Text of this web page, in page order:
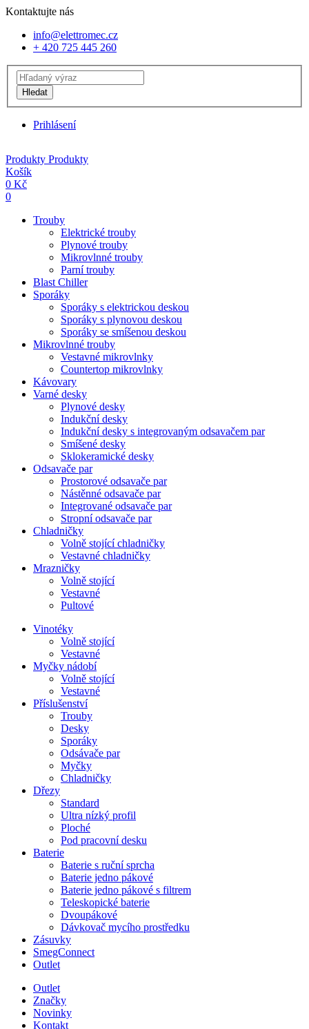
Kontaktujte nás
info@elettromec.cz
+ 420 725 445 260
Hledat
Prihlásení
Produkty Produkty
Košík
0 Kč
0
Trouby
Elektrické trouby
Plynové trouby
Mikrovlnné trouby
Parní trouby
Blast Chiller
Sporáky
Sporáky s elektrickou deskou
Sporáky s plynovou deskou
Sporáky se smíšenou deskou
Mikrovlnné trouby
Vestavné mikrovlnky
Countertop mikrovlnky
Kávovary
Varné desky
Plynové desky
Indukční desky
Indukční desky s integrovaným odsavačem par
Smíšené desky
Sklokeramické desky
Odsavače par
Prostorové odsavače par
Nástěnné odsavače par
Integrované odsavače par
Stropní odsavače par
Chladničky
Volně stojící chladničky
Vestavné chladničky
Mrazničky
Volně stojící
Vestavné
Pultové
Vinotéky
Volně stojící
Vestavné
Myčky nádobí
Volně stojící
Vestavné
Příslušenství
Trouby
Desky
Sporáky
Odsávače par
Myčky
Chladničky
Dřezy
Standard
Ultra nízký profil
Ploché
Pod pracovní desku
Baterie
Baterie s ruční sprcha
Baterie jedno pákové
Baterie jedno pákové s filtrem
Teleskopické baterie
Dvoupákové
Dávkovač mycího prostředku
Zásuvky
SmegConnect
Outlet
Outlet
Značky
Novinky
Kontakt